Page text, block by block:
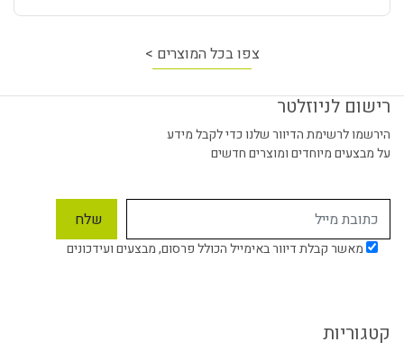
צפו בכל המוצרים >
רישום לניוזלטר
הירשמו לרשימת הדיוור שלנו כדי לקבל מידע
על מבצעים מיוחדים ומוצרים חדשים
מאשר קבלת דיוור באימייל הכולל פרסום, מבצעים ועידכונים
קטגוריות